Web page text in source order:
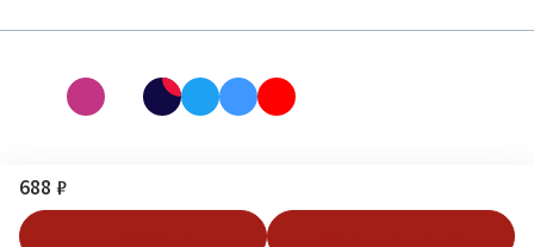
688 ₽